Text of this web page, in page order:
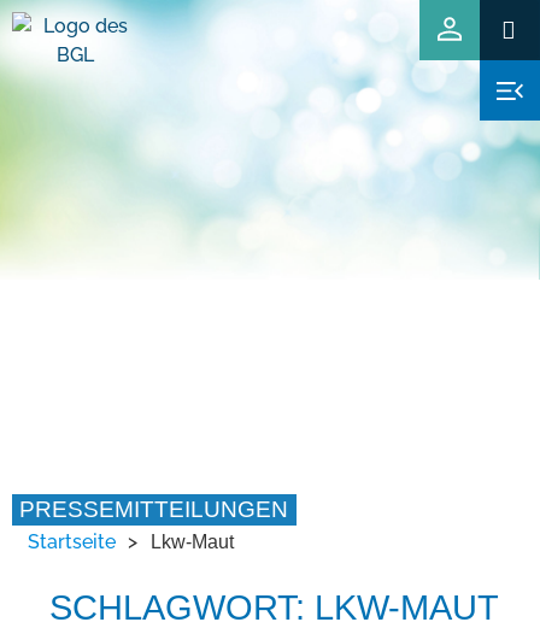
PRESSEMITTEILUNGEN
Startseite > Lkw-Maut
SCHLAGWORT: LKW-MAUT